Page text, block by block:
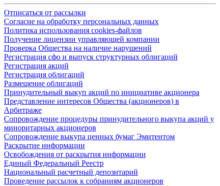
Отписаться от рассылки
Согласие на обработку персональных данных
Политика использования cookies-файлов
Получение лицензии управляющей компании
Проверка Общества на наличие нарушений
Регистрация сфо и выпуск структурных облигаций
Регистрация акций
Регистрация облигаций
Размещение облигаций
Принудительный выкуп акций по инициативе акционера
Представление интересов Общества (акционеров) в
Арбитраже
Сопровождение процедуры принудительного выкупа акций у
миноритарных акционеров
Сопровождение выкупа ценных бумаг Эмитентом
Раскрытие информации
Освобождения от раскрытия информации
Единый Федеральный Реестр
Национальный расчетный депозитарий
Проведение рассылок к собраниям акционеров